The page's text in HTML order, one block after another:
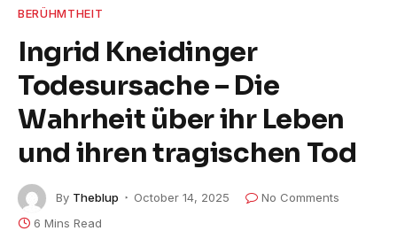
BERÜHMTHEIT
Ingrid Kneidinger
Todesursache – Die
Wahrheit über ihr Leben
und ihren tragischen Tod
By Theblup October 14, 2025
No Comments
6 Mins Read